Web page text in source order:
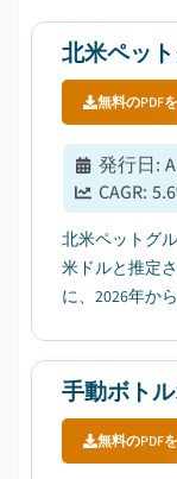
北米ペッ
無料のPDF
発行日:
CAGR: 5.6
北米ペットグ
米ドルと推定
に、2026年か
手動ボト
無料のPDF